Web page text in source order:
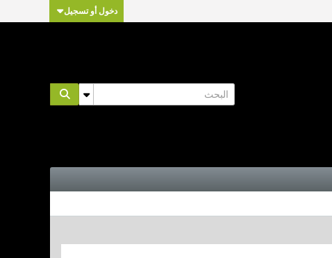
دخول أو تسجيل